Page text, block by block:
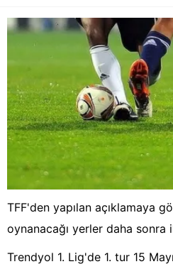
TFF'den yapılan açıklamaya
oynanacağı yerler daha sonra
Trendyol 1. Lig'de 1. tur 15